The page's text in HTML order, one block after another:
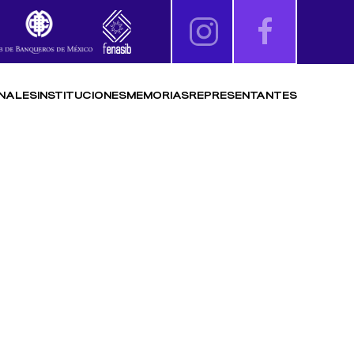
INSTITUCIONESMEMORIASREPRESENTANTES